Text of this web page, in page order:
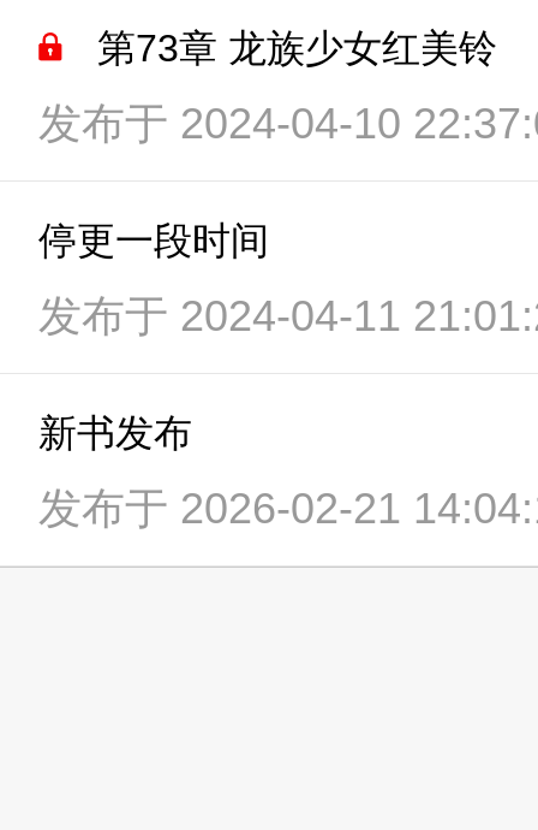
第73章 龙族少女红美铃
发布于 2024-04-10
停更一段时间
发布于 2024-04-11
新书发布
发布于 2026-02-21